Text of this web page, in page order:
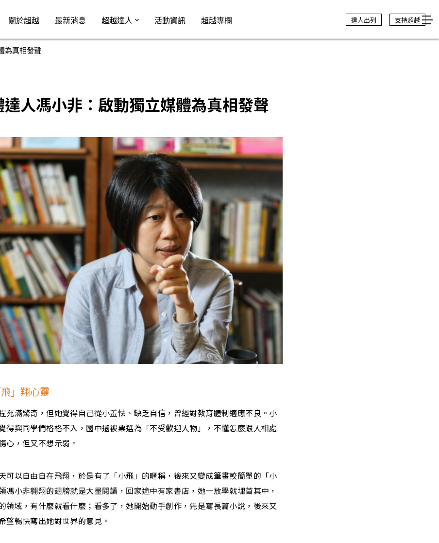
為真相發聲
人馮小非：啟動獨立媒體為真相發聲
」翔心靈
充滿驚奇，但她覺得自己從小羞怯、缺乏自信，曾經對教育體制適應不良。小
得與同學們格格不入，國中還被票選為「不受歡迎人物」，不懂怎麼跟人相處
心，但又不想示弱。
可以自由自在飛翔，於是有了「小飛」的暱稱，後來又變成筆畫較簡單的「小
馮小非翱翔的翅膀就是大量閱讀，回家途中有家書店，她一放學就埋首其中，
領域，有什麼就看什麼；看多了，她開始動手創作，先是寫長篇小說，後來又
望暢快寫出她對世界的意見。
關於超越 最新消息 超越達人 活動資訊 超越專欄 達人出列 支持超越